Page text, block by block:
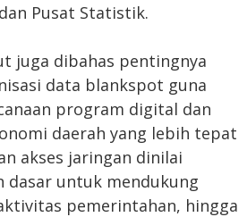
Pusat Statistik.
juga dibahas pentingnya
data blankspot guna
program digital dan
daerah yang lebih tepat
akses jaringan dinilai
dasar untuk mendukung
pemerintahan, hingga